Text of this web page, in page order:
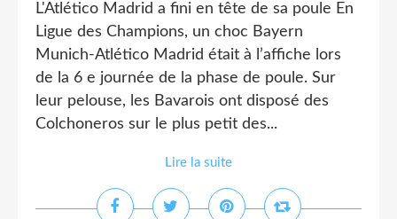
L'Atlético Madrid a fini en tête de sa poule En
Ligue des Champions, un choc Bayern
Munich-Atlético Madrid était à l’affiche lors
de la 6 e journée de la phase de poule. Sur
leur pelouse, les Bavarois ont disposé des
Colchoneros sur le plus petit des...
Lire la suite